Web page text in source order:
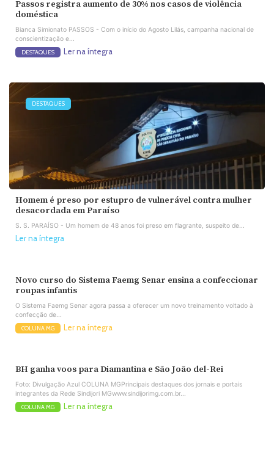
Passos registra aumento de 30% nos casos de violência
doméstica
Bianca Simionato PASSOS - Com o início do Agosto Lilás, campanha nacional de
conscientização e...
DESTAQUES Ler na íntegra
DESTAQUES
Homem é preso por estupro de vulnerável contra mulher
desacordada em Paraíso
S. S. PARAÍSO - Um homem de 48 anos foi preso em flagrante, suspeito de...
Ler na íntegra
Novo curso do Sistema Faemg Senar ensina a confeccionar
roupas infantis
O Sistema Faemg Senar agora passa a oferecer um novo treinamento voltado à
confecção de...
COLUNA MG Ler na íntegra
BH ganha voos para Diamantina e São João del-Rei
Foto: Divulgação Azul COLUNA MGPrincipais destaques dos jornais e portais
integrantes da Rede Sindijori MGwww.sindijorimg.com.br...
COLUNA MG Ler na íntegra